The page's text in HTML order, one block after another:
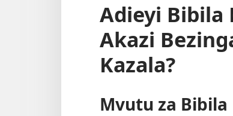
Adieyi Bibila
Akazi
Kazala?
Mvutu za Bibila